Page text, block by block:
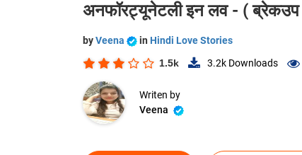
अनफॉरट्यूनेटली इन लव - (
byVeena in Hindi Love Stories
1.5k 3.2k Downloads
Writen by
Veena